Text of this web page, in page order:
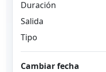
Duración
Salida
Tipo
Cambiar fecha